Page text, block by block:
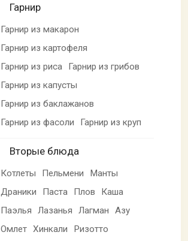
Гарнир
Гарнир из макарон
Гарнир из картофеля
Гарнир из риса
Гарнир из грибов
Гарнир из капусты
Гарнир из баклажанов
Гарнир из фасоли
Гарнир из круп
Вторые блюда
Котлеты Пельмени
Манты
Драники
Паста Плов
Каша
Паэлья
Лазанья Лагман
Азу
Омлет Хинкали
Ризотто